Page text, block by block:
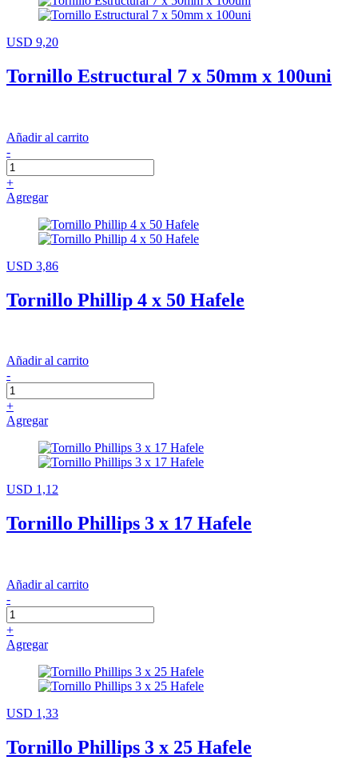
USD 9,20
Tornillo Estructural 7 x 50mm x 100uni
Añadir al carrito
-
+
Agregar
USD 3,86
Tornillo Phillip 4 x 50 Hafele
Añadir al carrito
-
+
Agregar
USD 1,12
Tornillo Phillips 3 x 17 Hafele
Añadir al carrito
-
+
Agregar
USD 1,33
Tornillo Phillips 3 x 25 Hafele